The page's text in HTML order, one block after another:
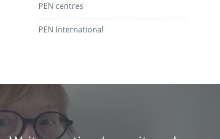
PEN centres
PEN International